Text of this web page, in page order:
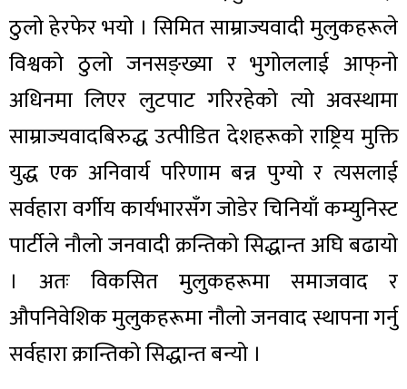
ठुलो हेरफेर भयो । सिमित साम्राज्यवादी मुलुकहरूले
विश्वको ठुलो जनसङ्ख्या र भुगोललाई आफ्‌नो
अधिनमा लिएर लुटपाट गरिरहेको त्यो अवस्थामा
साम्राज्यवादबिरुद्ध उत्पीडित देशहरूको राष्ट्रिय मुक्ति
युद्ध एक अनिवार्य परिणाम बन्न पुग्यो र त्यसलाई
सर्वहारा वर्गीय कार्यभारसँग जोडेर चिनियाँ कम्युनिस्ट
पार्टीले नौलो जनवादी क्रन्तिको सिद्धान्त अघि बढायो
। अतः विकसित मुलुकहरूमा समाजवाद र
औपनिवेशिक मुलुकहरूमा नौलो जनवाद स्थापना गर्नु
सर्वहारा क्रान्तिको सिद्धान्त बन्यो ।